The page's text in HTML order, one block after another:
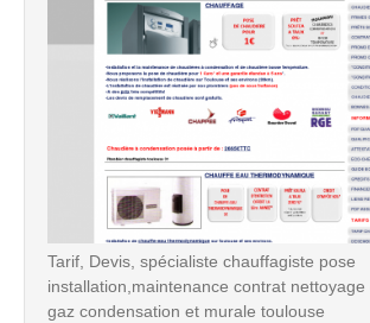
Tarif, Devis, spécialiste chauffagiste pose
installation,maintenance contrat
gaz condensation et murale toulouse